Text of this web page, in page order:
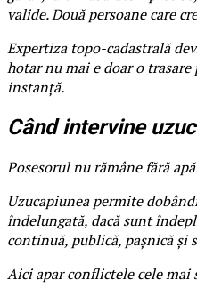
valide. Două persoane care
Expertiza topo-cadastrală
hotar nu mai e doar o
instanță.
Când intervine
Posesorul nu rămâne fără
Uzucapiunea permite
îndelungată, dacă sunt
continuă, publică, pașnică și
Aici apar conflictele cele mai